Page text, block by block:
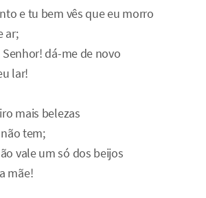
e tu bem vês que eu morro
ar;
Senhor! dá-me de novo
lar!
mais belezas
tem;
vale um só dos beijos
mãe!